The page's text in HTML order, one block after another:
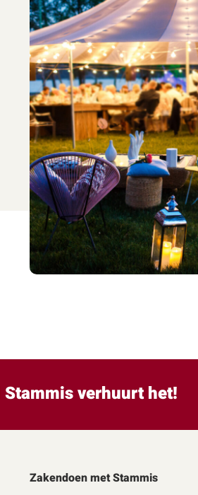
Stammis verhuurt het!
Zakendoen met Stammis